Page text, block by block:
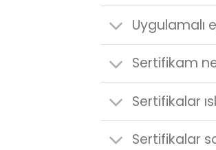
Uygulamalı
Sertifikam
Sertifikalar
Sertifikalar